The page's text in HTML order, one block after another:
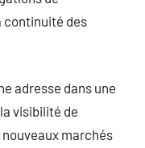
continuité des
adresse dans une
visibilité de
nouveaux marchés